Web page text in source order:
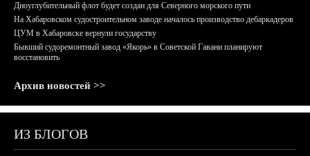
Дноуглубительный флот будет создан для Северного морского пути
На Хабаровском судостроительном заводе началось производство дебаркадеров
ЦУМ в Хабаровске вернули государству
Бывший судоремонтный завод «Якорь» в Советской Гавани планируют
восстановить
Архив новостей >>
ИЗ БЛОГОВ